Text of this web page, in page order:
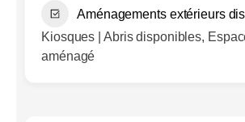
Aménagements extérieurs
Kiosques | Abris disponibles,
aménagé